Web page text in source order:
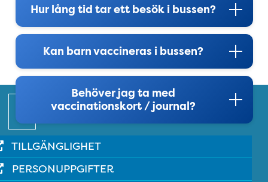
Hur lång tid tar ett besök i bussen?
Kan barn vaccineras i bussen?
Behöver jag ta med
vaccinationskort / journal?
Snabblänkar
TILLGÄNGLIGHET
PERSONUPPGIFTER